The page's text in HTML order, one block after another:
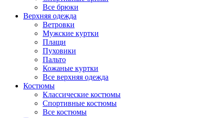
Все брюки
Верхняя одежда
Ветровки
Мужские куртки
Плащи
Пуховики
Пальто
Кожаные куртки
Все верхняя одежда
Костюмы
Классические костюмы
Спортивные костюмы
Все костюмы